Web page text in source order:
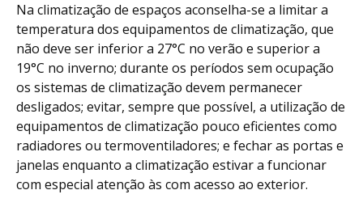
Na climatização de espaços aconselha-se a limitar a
temperatura dos equipamentos de climatização, que
não deve ser inferior a 27°C no verão e superior a
19°C no inverno; durante os períodos sem ocupação
os sistemas de climatização devem permanecer
desligados; evitar, sempre que possível, a utilização de
equipamentos de climatização pouco eficientes como
radiadores ou termoventiladores; e fechar as portas e
janelas enquanto a climatização estivar a funcionar
com especial atenção às com acesso ao exterior.